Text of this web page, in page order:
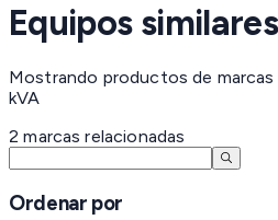
Equipos
Mostrando productos de marcas
kVA
2 marcas relacionadas
Ordenar por